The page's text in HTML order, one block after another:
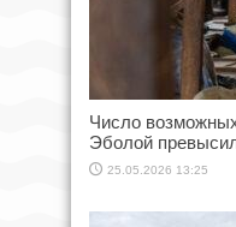
Число
Эболой
25.05.2026 13:25